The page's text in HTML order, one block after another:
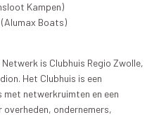
Kampen)
Boats)
is Clubhuis Regio Zwolle,
Het Clubhuis is een
netwerkruimten en een
ondernemers,